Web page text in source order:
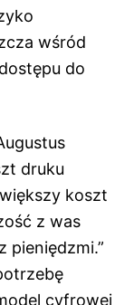
wśród
do
druku
koszt
z was
pieniędzmi.”
cyfrowej